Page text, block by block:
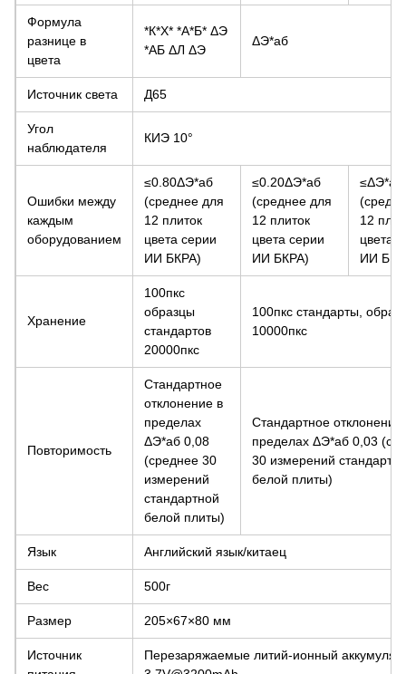
Формула
разнице в
цвета
*К*Х* *А*Б* ΔЭ
*АБ ΔЛ ΔЭ
ΔЭ*аб
Источник света Д65
Угол
наблюдателя
КИЭ 10°
Ошибки между
каждым
оборудованием
≤0.80ΔЭ*аб
(среднее для
12 плиток
цвета серии
ИИ БКРА)
≤0.20ΔЭ*аб
(среднее для
12 плиток
цвета серии
ИИ БКРА)
≤ΔЭ*аб
12
цвета
ИИ
Хранение
100пкс
образцы
стандартов
20000пкс
100пкс стандарты,
10000пкс
Повторимость
Стандартное
отклонение в
пределах
ΔЭ*аб 0,08
(среднее 30
измерений
стандартной
белой плиты)
Стандартное отклонение
пределах ΔЭ*аб 0,03
30 измерений
белой плиты)
Язык Английский язык/китаец
Вес 500г
Размер 205×67×80 мм
Источник
Перезаряжаемые литий-ионный